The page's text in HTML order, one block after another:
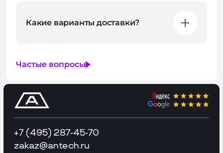
Какие варианты доставки?
Частые вопросы
+7 (495) 287-45-70
zakaz@antech.ru